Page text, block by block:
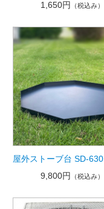
1,650円 （税込み）
屋外ストーブ台 SD-630
9,800円
（税込み）